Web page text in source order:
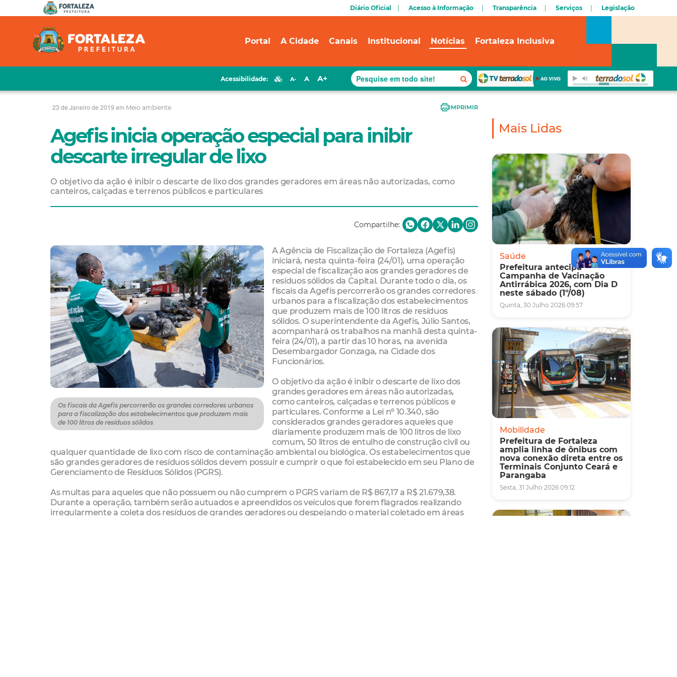
Diário Oficial Acesso à Informação Transparência Serviços Legislação
Portal A Cidade Canais Institucional Notícias Fortaleza Inclusiva
Acessibilidade: A- A A+
23 de Janeiro de 2019 em Meio ambiente IMPRIMIR
Agefis inicia operação especial para inibir
descarte irregular de lixo
O objetivo da ação é inibir o descarte de lixo dos grandes geradores em áreas não autorizadas, como
canteiros, calçadas e terrenos públicos e particulares
Compartilhe:
Os fiscais da Agefis percorrerão os grandes corredores urbanos
para a fiscalização dos estabelecimentos que produzem mais
de 100 litros de resíduos sólidos
A Agência de Fiscalização de Fortaleza (Agefis)
iniciará, nesta quinta-feira (24/01), uma operação
especial de fiscalização aos grandes geradores de
resíduos sólidos da Capital. Durante todo o dia, os
fiscais da Agefis percorrerão os grandes corredores
urbanos para a fiscalização dos estabelecimentos
que produzem mais de 100 litros de resíduos
sólidos. O superintendente da Agefis, Júlio Santos,
acompanhará os trabalhos na manhã desta quinta-
feira (24/01), a partir das 10 horas, na avenida
Desembargador Gonzaga, na Cidade dos
Funcionários.
O objetivo da ação é inibir o descarte de lixo dos
grandes geradores em áreas não autorizadas,
como canteiros, calçadas e terrenos públicos e
particulares. Conforme a Lei nº 10.340, são
considerados grandes geradores aqueles que
diariamente produzem mais de 100 litros de lixo
comum, 50 litros de entulho de construção civil ou
qualquer quantidade de lixo com risco de contaminação ambiental ou biológica. Os estabelecimentos que
são grandes geradores de resíduos sólidos devem possuir e cumprir o que foi estabelecido em seu Plano de
Gerenciamento de Resíduos Sólidos (PGRS).
As multas para aqueles que não possuem ou não cumprem o PGRS variam de R$ 867,17 a R$ 21.679,38.
Durante a operação, também serão autuados e apreendidos os veículos que forem flagrados realizando
irregularmente a coleta dos resíduos de grandes geradores ou despejando o material coletado em áreas
Mais Lidas
Saúde
Prefeitura antecipa
Campanha de Vacinação
Antirrábica 2026, com Dia D
neste sábado (1º/08)
Quinta, 30 Julho 2026 09:57
Mobilidade
Prefeitura de Fortaleza
amplia linha de ônibus com
nova conexão direta entre os
Terminais Conjunto Ceará e
Parangaba
Sexta, 31 Julho 2026 09:12